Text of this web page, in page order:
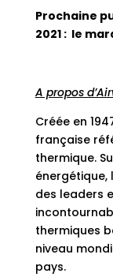
Prochaine
2021 : le
A propos
Créée en
française
thermique.
énergétique,
des leaders
thermiques
niveau
pays.